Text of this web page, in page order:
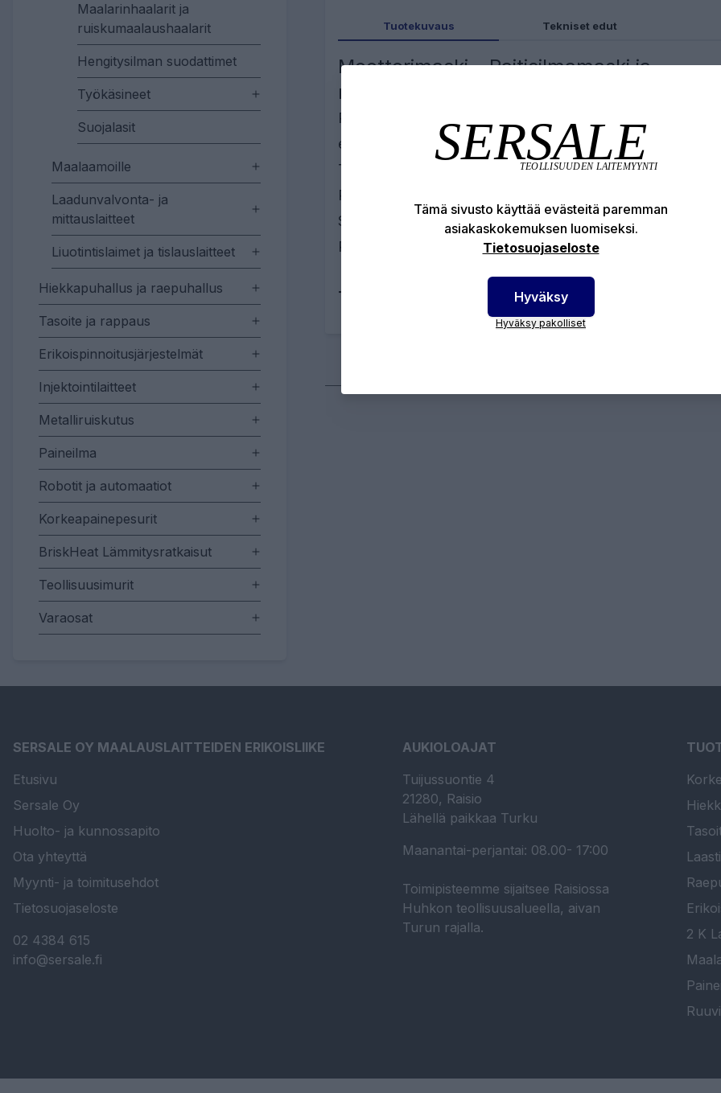
Maalarinhaalarit ja
ruiskumaalaushaalarit
Hengitysilman suodattimet
Työkäsineet
Suojalasit
Maalaamoille
Laadunvalvonta- ja
mittauslaitteet
Liuotintislaimet ja tislauslaitteet
Hiekkapuhallus ja raepuhallus
Tasoite ja rappaus
Erikoispinnoitusjärjestelmät
Injektointilaitteet
Metalliruiskutus
Paineilma
Robotit ja automaatiot
Korkeapainepesurit
BriskHeat Lämmitysratkaisut
Teollisuusimurit
Varaosat
Tuotekuvaus Tekniset edut
Moottorimaski - Raitisilmamaski ja
moottoripuhallin
Puhallinmoottori ja TR82 kokonaamari Triplex lasilla. Sopii
erinomaisesti maalaamoiden ja maalarien käyttöön, koska
Triplex lasi kestää liuotinpesua.
Raitisilmamaski moottorilla
Sertifioitu EN 12941:1998+A2:2008 Luokka TM3.
PPE Regulation 2016/425/EU.
Tuotenumero: 70RS130840000
SERSALE OY MAALAUSLAITTEIDEN ERIKOISLIIKE
Etusivu
Sersale Oy
Huolto- ja kunnossapito
Ota yhteyttä
Myynti- ja toimitusehdot
Tietosuojaseloste
02 4384 615
info@sersale.fi
AUKIOLOAJAT
Tuijussuontie 4
21280, Raisio
Lähellä paikkaa Turku
Maanantai-perjantai: 08.00- 17:00
Toimipisteemme sijaitsee Raisiossa
Huhkon teollisuusalueella, aivan
Turun rajalla.
2 K
Tämä sivusto käyttää evästeitä paremman
asiakaskokemuksen luomiseksi.
Tietosuojaseloste
Hyväksy
Hyväksy pakolliset